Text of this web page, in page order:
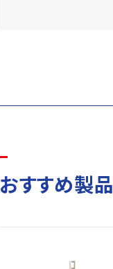
おすすめ製品